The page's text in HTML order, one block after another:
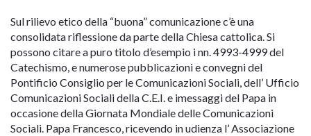
Sul rilievo etico della “buona” comunicazione c’è una
consolidata riflessione da parte della Chiesa cattolica. Si
possono citare a puro titolo d’esempio i nn. 4993-4999 del
Catechismo, e numerose pubblicazioni e convegni del
Pontificio Consiglio per le Comunicazioni Sociali, dell’ Ufficio
Comunicazioni Sociali della C.E.I. e imessaggi del Papa in
occasione della Giornata Mondiale delle Comunicazioni
Sociali. Papa Francesco, ricevendo in udienza l’ Associazione